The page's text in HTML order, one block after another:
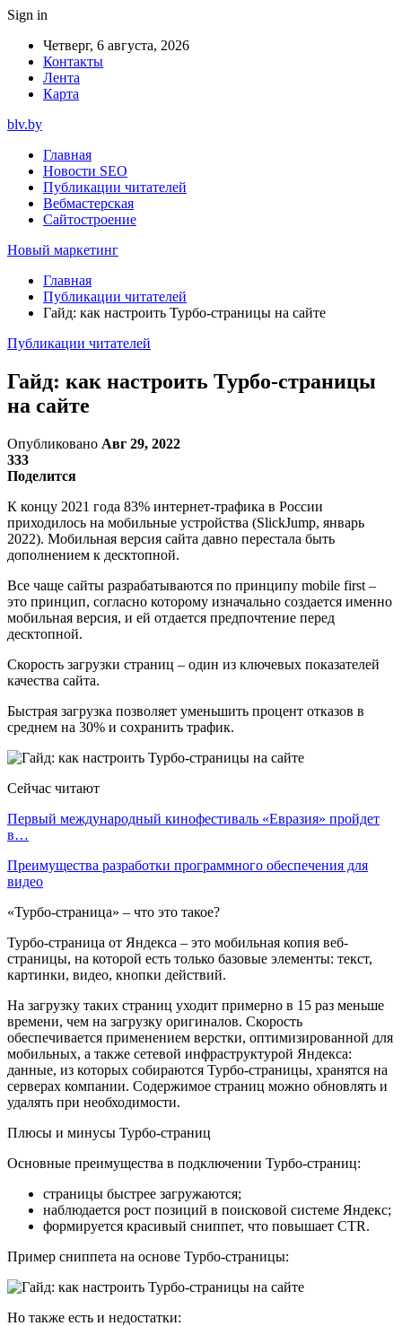
Sign in
Четверг, 6 августа, 2026
Контакты
Лента
Карта
blv.by
Главная
Новости SEO
Публикации читателей
Вебмастерская
Сайтостроение
Новый маркетинг
Главная
Публикации читателей
Гайд: как настроить Турбо-страницы на сайте
Публикации читателей
Гайд: как настроить Турбо-страницы
на сайте
Опубликовано Авг 29, 2022
333
Поделится
К концу 2021 года 83% интернет-трафика в России
приходилось на мобильные устройства (SlickJump, январь
2022). Мобильная версия сайта давно перестала быть
дополнением к десктопной.
Все чаще сайты разрабатываются по принципу mobile first –
это принцип, согласно которому изначально создается именно
мобильная версия, и ей отдается предпочтение перед
десктопной.
Скорость загрузки страниц – один из ключевых показателей
качества сайта.
Быстрая загрузка позволяет уменьшить процент отказов в
среднем на 30% и сохранить трафик.
Сейчас читают
Первый международный кинофестиваль «Евразия» пройдет
в…
Преимущества разработки программного обеспечения для
видео
«Турбо-страница» – что это такое?
Турбо-страница от Яндекса – это мобильная копия веб-
страницы, на которой есть только базовые элементы: текст,
картинки, видео, кнопки действий.
На загрузку таких страниц уходит примерно в 15 раз меньше
времени, чем на загрузку оригиналов. Скорость
обеспечивается применением верстки, оптимизированной для
мобильных, а также сетевой инфраструктурой Яндекса:
данные, из которых собираются Турбо-страницы, хранятся на
серверах компании. Содержимое страниц можно обновлять и
удалять при необходимости.
Плюсы и минусы Турбо-страниц
Основные преимущества в подключении Турбо-страниц:
страницы быстрее загружаются;
наблюдается рост позиций в поисковой системе Яндекс;
формируется красивый сниппет, что повышает CTR.
Пример сниппета на основе Турбо-страницы:
Но также есть и недостатки: